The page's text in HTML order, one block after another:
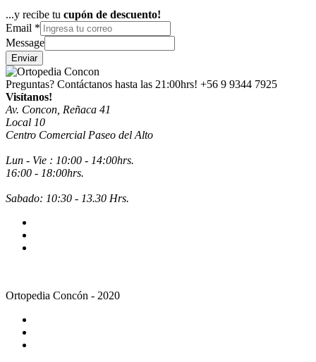
...y recibe tu cupón de descuento!
Email *
Message
Enviar
Preguntas? Contáctanos hasta las 21:00hrs! +56 9 9344 7925
Visítanos!
Av. Concon, Reñaca 41
Local 10
Centro Comercial Paseo del Alto
Lun - Vie : 10:00 - 14:00hrs.
16:00 - 18:00hrs.
Sabado: 10:30 - 13.30 Hrs.
Ortopedia Concón - 2020